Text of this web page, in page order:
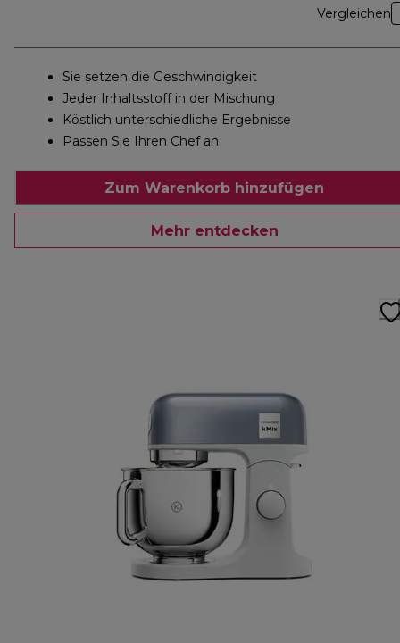
Vergleichen
Sie setzen die Geschwindigkeit
Jeder Inhaltsstoff in der Mischung
Köstlich unterschiedliche Ergebnisse
Passen Sie Ihren Chef an
Zum Warenkorb hinzufügen
Mehr entdecken